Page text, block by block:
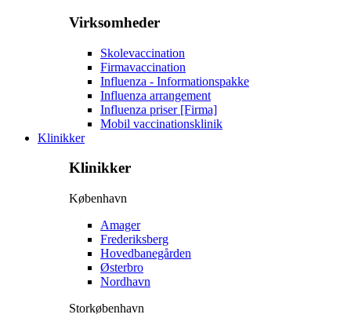
Virksomheder
Skolevaccination
Firmavaccination
Influenza - Informationspakke
Influenza arrangement
Influenza priser [Firma]
Mobil vaccinationsklinik
Klinikker
Klinikker
København
Amager
Frederiksberg
Hovedbanegården
Østerbro
Nordhavn
Storkøbenhavn